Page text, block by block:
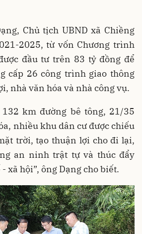
Chủ tịch UBND xã Chiềng
2025, từ vốn Chương trình
đầu tư trên 83 tỷ đồng để
cấp 26 công trình giao thông
nhà văn hóa và nhà công vụ.
132 km đường bê tông, 21/35
nhiều khu dân cư được chiếu
trời, tạo thuận lợi cho đi lại,
an ninh trật tự và thúc đẩy
xã hội”, ông Dạng cho biết.